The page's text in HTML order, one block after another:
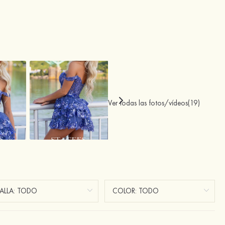
Ver todas las fotos/vídeos(19)